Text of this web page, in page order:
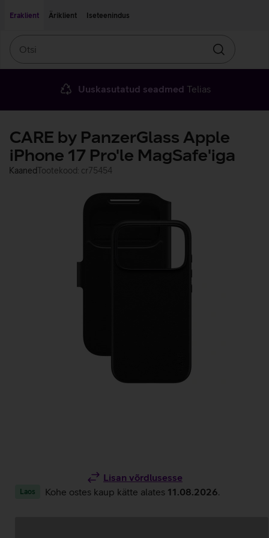
Eraklient
Äriklient Iseteenindus
Otsin
Uuskasutatud seadmed Telias
CARE by PanzerGlass Apple
iPhone 17 Pro'le MagSafe'iga
KaanedTootekood: cr75454
Lisan võrdlusesse
Laos Kohe ostes kaup kätte alates 11.08.2026